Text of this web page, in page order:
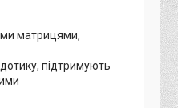
матрицями,
підтримують